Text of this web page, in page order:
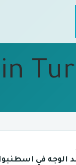
الوجه في